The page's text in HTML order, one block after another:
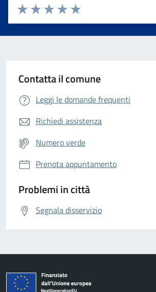
Valuta da 1 a 5 stelle la pagina
Valuta 5 stelle su 5
Valuta 4 stelle su 5
Valuta 3 stelle su 5
Valuta 2 stelle su 5
Valuta 1 stelle su 5
Contatta il comune
Leggi le domande frequenti
Richiedi assistenza
Numero verde
Prenota appuntamento
Problemi in città
Segnala disservizio